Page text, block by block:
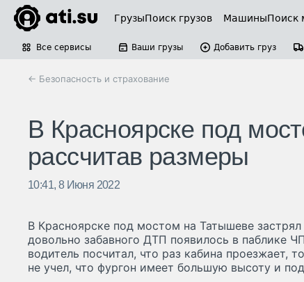
ГрузыПоиск грузов МашиныПоиск
Все сервисы Ваши грузы Добавить груз
← Безопасность и страхование
В Красноярске под
рассчитав размеры
10:41, 8 Июня 2022
В Красноярске под мостом на Татышеве
довольно забавного ДТП появилось в паблике
водитель посчитал, что раз кабина проезжает,
не учел, что фургон имеет большую высоту и